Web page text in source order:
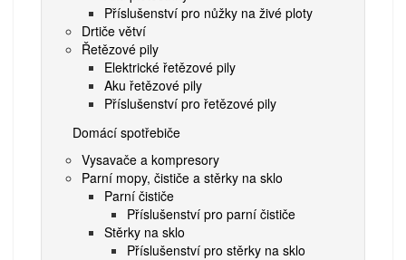
Příslušenství pro nůžky na živé ploty
Drtiče větví
Řetězové pily
Elektrické řetězové pily
Aku řetězové pily
Příslušenství pro řetězové pily
Domácí spotřebiče
Vysavače a kompresory
Parní mopy, čističe a stěrky na sklo
Parní čističe
Příslušenství pro parní čističe
Stěrky na sklo
Příslušenství pro stěrky na sklo